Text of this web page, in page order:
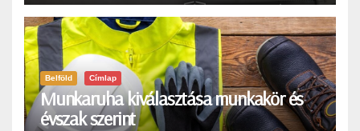
Belföld Címlap
Munkaruha kiválasztása munkakör és
évszak szerint